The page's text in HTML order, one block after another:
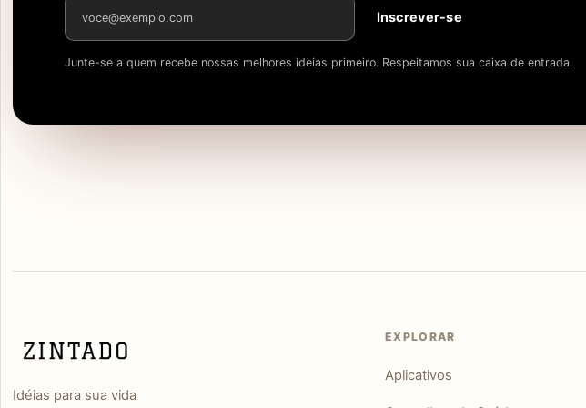
Inscrever-se
Junte-se a quem recebe nossas melhores ideias primeiro. Respeitamos sua caixa de entrada.
Idéias para sua vida
EXPLORAR
Aplicativos